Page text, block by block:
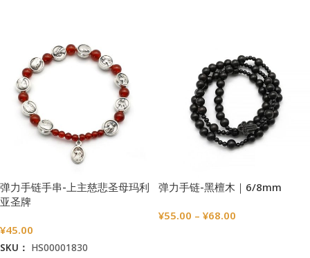
弹力手链手串-上主慈悲圣母玛利
亚圣牌
¥45.00
SKU： HS00001830
弹力手链-黑檀木｜6/8mm
¥55.00 – ¥68.00